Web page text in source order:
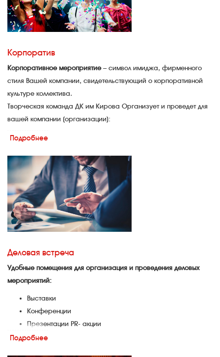
Корпоратив
Корпоративное мероприятие– символ имиджа, фирменного
стиля Вашей компании, свидетельствующий о корпоративной
культуре коллектива.
Творческая команда ДК им Кирова Организует и проведет для
вашей компании (организации):
вечера. С учетом ваших пожеланий и бюджета.
Ваш праздник украсят профессиональный ведущий, опытный
DJ, лучшие артисты, живая музыка.
Подробнее
Деловая встреча
Удобные помещения для организация и проведения деловых
мероприятий:
Выставки
Конференции
Презентации PR- акции
Пресс-конференции
Подробнее